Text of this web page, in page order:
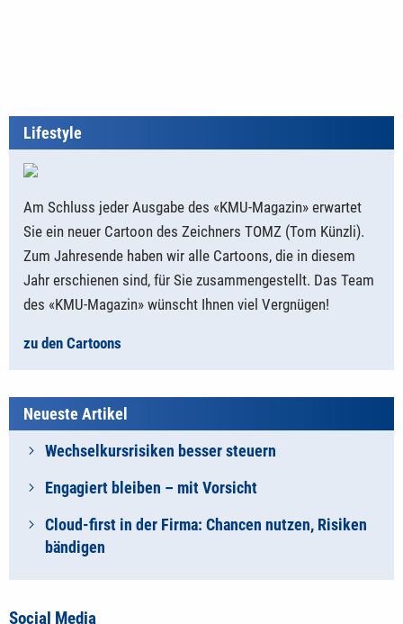
Lifestyle
Am Schluss jeder Ausgabe des «KMU-Magazin» erwartet
Sie ein neuer Cartoon des Zeichners TOMZ (Tom Künzli).
Zum Jahresende haben wir alle Cartoons, die in diesem
Jahr erschienen sind, für Sie zusammengestellt. Das Team
des «KMU-Magazin» wünscht Ihnen viel Vergnügen!
zu den Cartoons
Neueste Artikel
Wechselkursrisiken besser steuern
Engagiert bleiben – mit Vorsicht
Cloud-first in der Firma: Chancen nutzen, Risiken
bändigen
Social Media